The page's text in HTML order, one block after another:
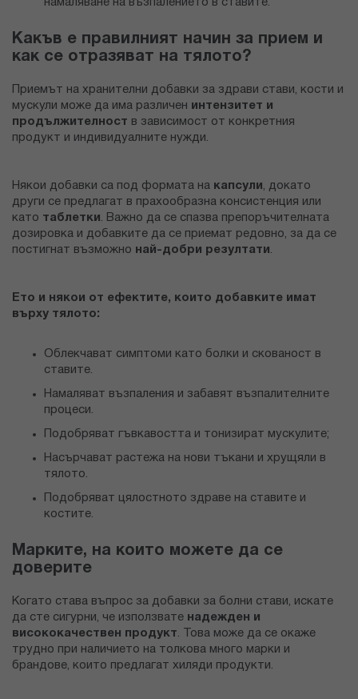
намаляване на възпалението в ставите.
Какъв е правилният начин за прием и
как се отразяват на тялото?
Приемът на хранителни добавки за здрави стави, кости и
мускули може да има различен интензитет и
продължителност в зависимост от конкретния
продукт и индивидуалните нужди.
Някои добавки са под формата на капсули, докато
други се предлагат в прахообразна консистенция или
като таблетки. Важно да се спазва препоръчителната
дозировка и добавките да се приемат редовно, за да се
постигнат възможно най-добри резултати.
Ето и някои от ефектите, които добавките имат
върху тялото:
Облекчават симптоми като болки и скованост в
ставите.
Намаляват възпаления и забавят възпалителните
процеси.
Подобряват гъвкавостта и тонизират мускулите;
Насърчават растежа на нови тъкани и хрущяли в
тялото.
Подобряват цялостното здраве на ставите и
костите.
Марките, на които можете да се
доверите
Когато става въпрос за добавки за болни стави, искате
да сте сигурни, че използвате надежден и
висококачествен продукт. Това може да се окаже
трудно при наличието на толкова много марки и
брандове, които предлагат хиляди продукти.